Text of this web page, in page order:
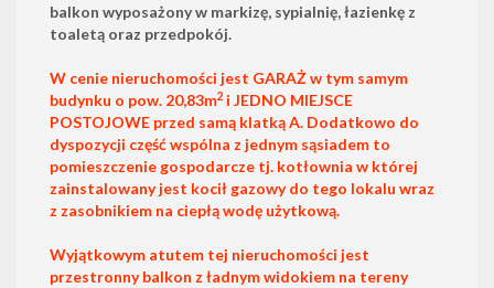
balkon wyposażony w markizę, sypialnię, łazienkę z
toaletą oraz przedpokój.
W cenie nieruchomości jest GARAŻ w tym samym
budynku o pow. 20,83m2 i JEDNO MIEJSCE
POSTOJOWE przed samą klatką A. Dodatkowo do
dyspozycji część wspólna z jednym sąsiadem to
pomieszczenie gospodarcze tj. kotłownia w której
zainstalowany jest kocił gazowy do tego lokalu wraz
z zasobnikiem na ciepłą wodę użytkową.
Wyjątkowym atutem tej nieruchomości jest
przestronny balkon z ładnym widokiem na tereny